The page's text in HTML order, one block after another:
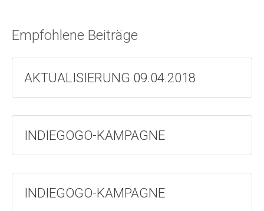
Empfohlene Beiträge
AKTUALISIERUNG 09.04.2018
INDIEGOGO-KAMPAGNE
INDIEGOGO-KAMPAGNE